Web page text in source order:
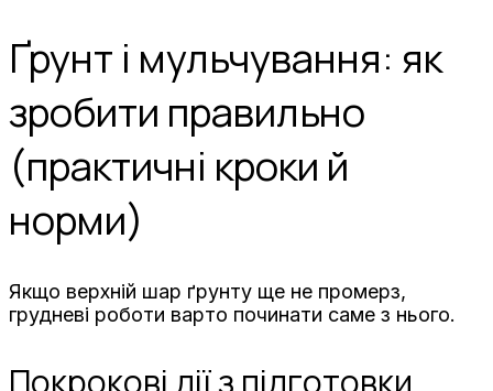
Ґрунт і мульчування: як
зробити правильно
(практичні кроки й
норми)
Якщо верхній шар ґрунту ще не промерз,
грудневі роботи варто починати саме з нього.
Покрокові дії з підготовки